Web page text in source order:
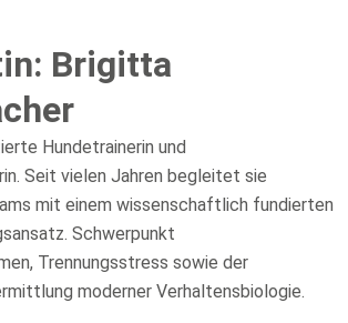
Brigitta
Hundetrainerin und
Seit vielen Jahren begleitet sie
mit einem wissenschaftlich fundierten
Schwerpunkt
Trennungsstress sowie der
moderner Verhaltensbiologie.